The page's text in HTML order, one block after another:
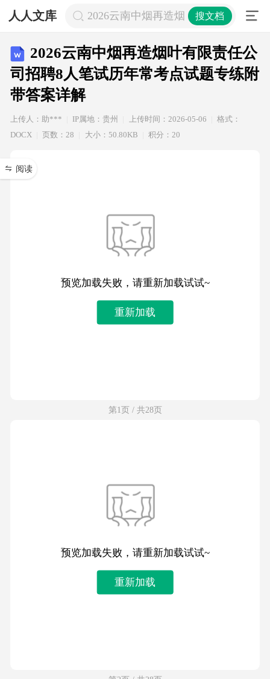
人人文库 2026云南中烟再造烟叶有限责任公司
搜文档
2026云南中烟再造烟叶有限责任公
司招聘8人笔试历年常考点试题专练附
带答案详解
上传人：助*** IP属地：贵州 上传时间：2026-05-06
格式：
DOCX
页数：28 大小：50.80KB 积分：20
阅读
预览加载失败，请重新加载试试~
重新加载
第1页 / 共28页
预览加载失败，请重新加载试试~
重新加载